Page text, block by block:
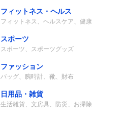
約7時間
フィットネス・ヘルス
フィットネス、ヘルスケア、健康
スポーツ
スポーツ、スポーツグッズ
ファッション
バッグ、腕時計、靴、財布
日用品・雑貨
生活雑貨、文房具、防災、お掃除